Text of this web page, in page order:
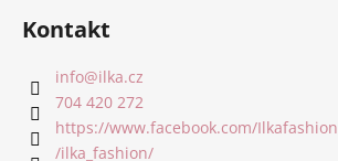
Kontakt
info@ilka.cz
704 420 272
https://www.facebook.com/Ilkafashion
/ilka_fashion/